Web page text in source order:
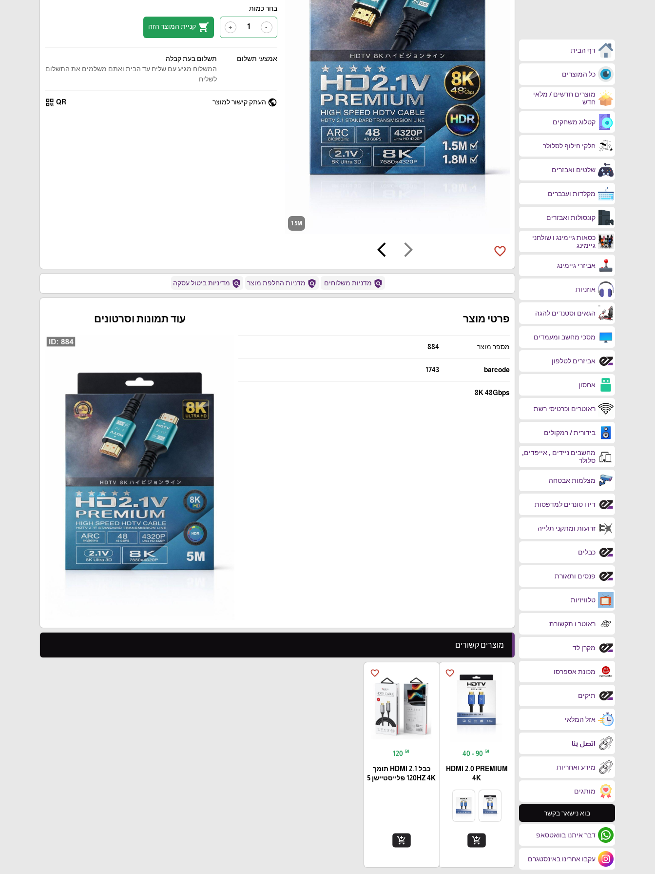
דף הבית
כל המוצרים
מוצרים חדשים / מלאי
חדש
קטלוג משחקים
חלקי חילוף לסלולר
שלטים ואבזרים
מקלדות ועכברים
קונסולות ואבזרים
כסאות גיימינג ו שולחני
גיימינג
אביזרי גיימינג
אוזניות
הגאים וסטנדים להגה
מסכי מחשב ומעמדים
אביזרים לטלפון
אחסון
ראוטרים וכרטיסי רשת
בידורית / רמקולים
מחשבים ניידים , אייפדים,
סלולר
מצלמות אבטחה
דיו ו טונרים למדפסות
זרועות ומתקני תלייה
כבלים
פנסים ותאורת
טלוויזיות
ראוטר ו תקשורת
מקרן לד
מכונת אספרסו
תיקים
אזל המלאי
اتصل بنا
מידע ואחריות
מותגים
בוא נישאר בקשר
דבר איתנו בוואטסאפ
עקבו אחרינו באינסטגרם
1.5M
arrow_forward_ios
arrow_back_ios favorite_border
בחר כמות
-
+
shopping_cart קניית המוצר הזה
אמצעי תשלום
תשלום בעת קבלה
המשלוח מגיע עם שליח עד הבית ואתם משלמים את התשלום
לשליח
public העתק קישור למוצר QR
qr_code
policy מדניות משלוחים policy מדניות החלפת מוצר policy מדיניות ביטול עסקה
פרטי מוצר
מספר מוצר 884
barcode
1743
8K 48Gbps
עוד תמונות וסרטונים
מוצרים קשורים
favorite_border
40 - 90 ₪
HDMI 2.0 PREMIUM
4K
add_shopping_cart
favorite_border
120 ₪
כבל HDMI 2.1 תומך
120HZ 4K פלייסטיישן 5
add_shopping_cart